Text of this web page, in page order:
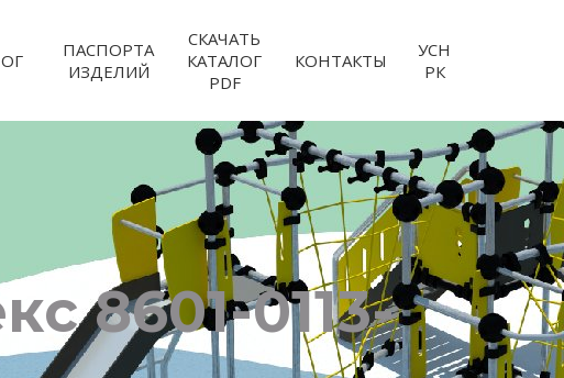
ПАСПОРТА
ИЗДЕЛИЙ
СКАЧАТЬ
КАТАЛОГ
PDF
КОНТАКТЫ
УСН
РК
8601-0113-